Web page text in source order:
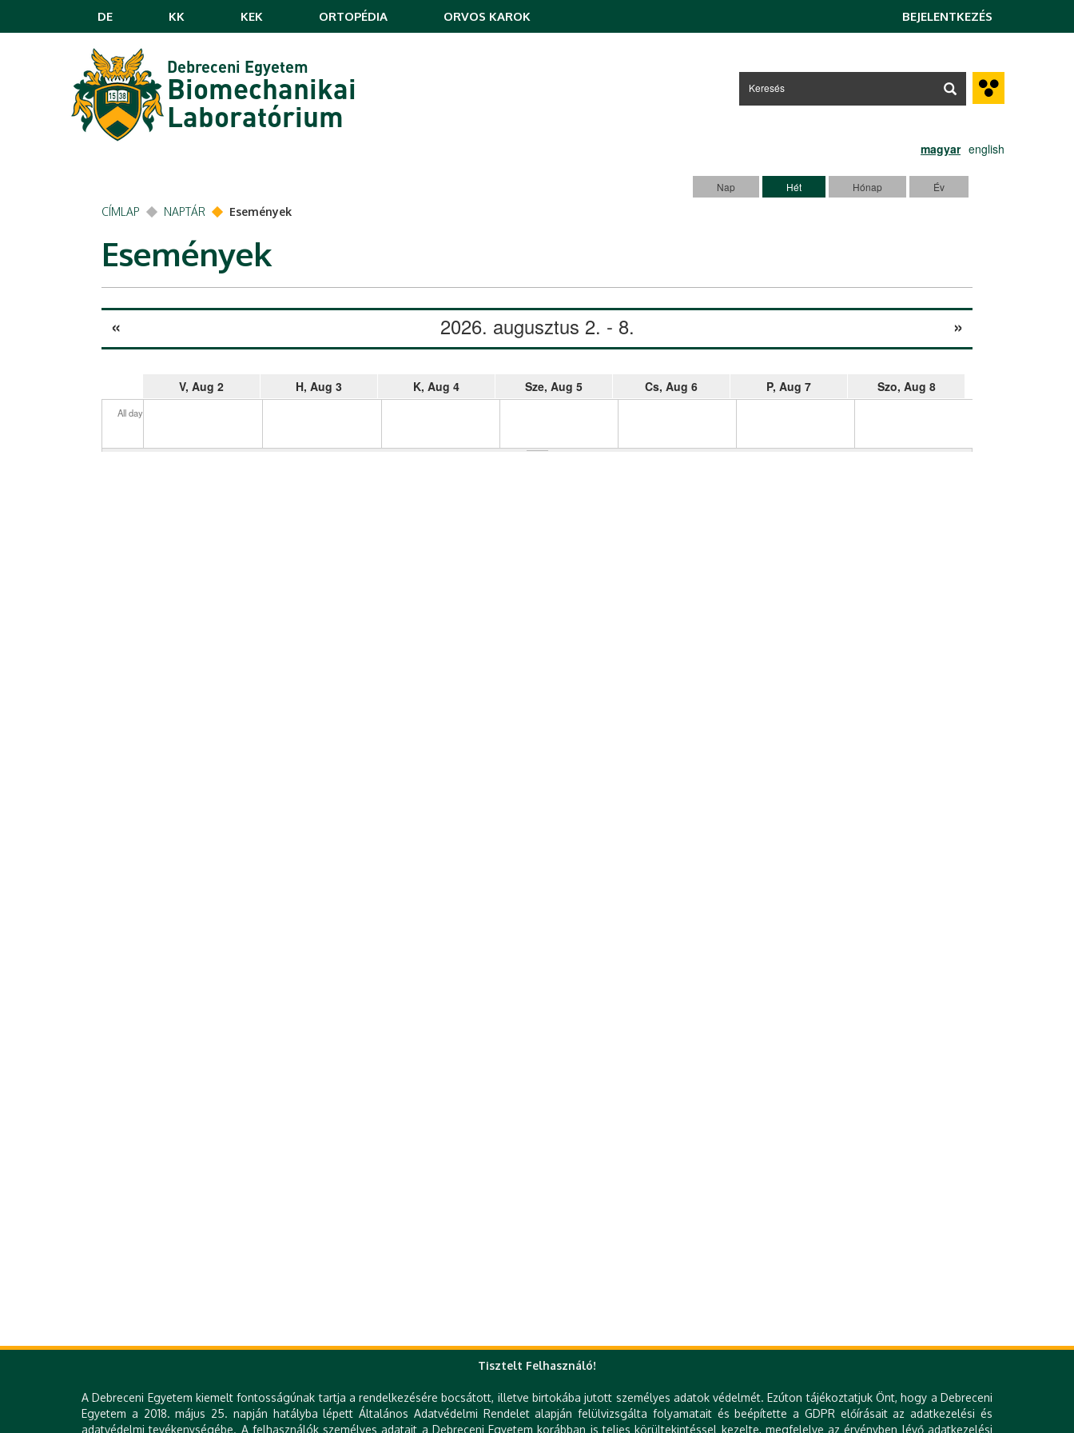
DE KK KEK ORTOPÉDIA ORVOS KAROK BEJELENTKEZÉS
Debreceni Egyetem
Biomechanikai
Laboratórium
magyar english
Elsődleges fülek
Nap Hét Hónap
Év
CÍMLAP
NAPTÁR Események
Események
2026. augusztus 2. - 8.
«
Prev
Next
»
V, Aug 2 H, Aug 3 K, Aug 4 Sze, Aug 5 Cs, Aug 6 P, Aug 7 Szo, Aug 8
All day
Tisztelt Felhasználó!
A Debreceni Egyetem kiemelt fontosságúnak tartja a rendelkezésére bocsátott, illetve birtokába jutott személyes adatok védelmét. Ezúton tájékoztatjuk Önt, hogy a Debreceni
Egyetem a 2018. május 25. napján hatályba lépett Általános Adatvédelmi Rendelet alapján felülvizsgálta folyamatait és beépítette a GDPR előírásait az adatkezelési és
adatvédelmi tevékenységébe. A felhasználók személyes adatait a Debreceni Egyetem korábban is teljes körültekintéssel kezelte, megfelelve az érvényben lévő adatkezelési